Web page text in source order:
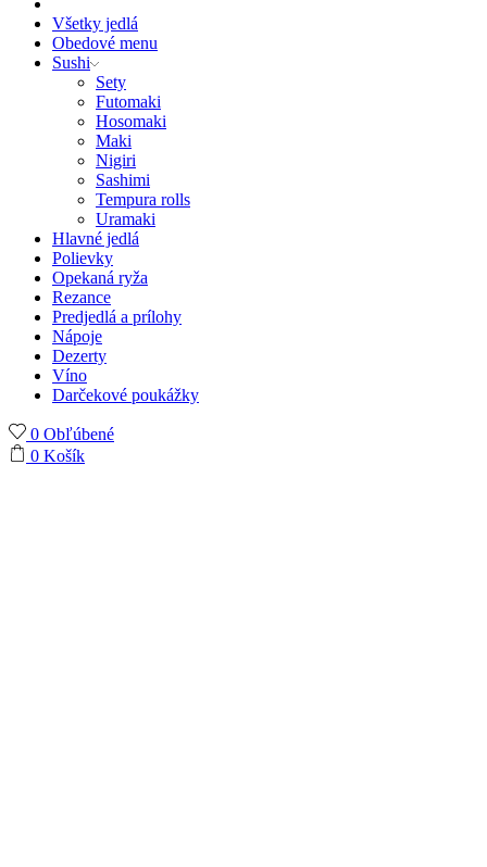
Všetky jedlá
Obedové menu
Sushi
Sety
Futomaki
Hosomaki
Maki
Nigiri
Sashimi
Tempura rolls
Uramaki
Hlavné jedlá
Polievky
Opekaná ryža
Rezance
Predjedlá a prílohy
Nápoje
Dezerty
Víno
Darčekové poukážky
0 Obľúbené
0 Košík